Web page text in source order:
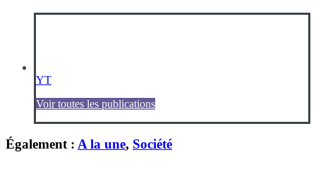
YT
Voir toutes les publications
Également : A la une, Société